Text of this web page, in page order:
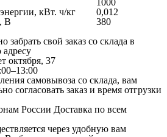
1000
кВт. ч/кг
0,012
В
380
забрать свой заказ со склада в
адресу
октября, 37
самовывоза со склада, вам
согласовать заказ и время отгрузки
Доставка по всем
через удобную вам